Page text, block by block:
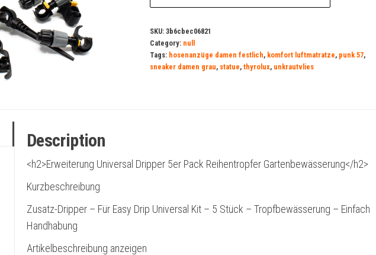
SKU: 3b6cbec06821
Category: null
Tags: hosenanzüge damen festlich, komfort luftmatratze, punk 57,
sneaker damen grau, statue, thyrolux, unkrautvlies
Description
<h2>Erweiterung Universal Dripper 5er Pack Reihentropfer Gartenbewässerung</h2>
Kurzbeschreibung
Zusatz-Dripper – Für Easy Drip Universal Kit – 5 Stück – Tropfbewässerung – Einfach
Handhabung
Artikelbeschreibung anzeigen